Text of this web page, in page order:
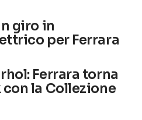
giro in
per Ferrara
Ferrara torna
con la Collezione